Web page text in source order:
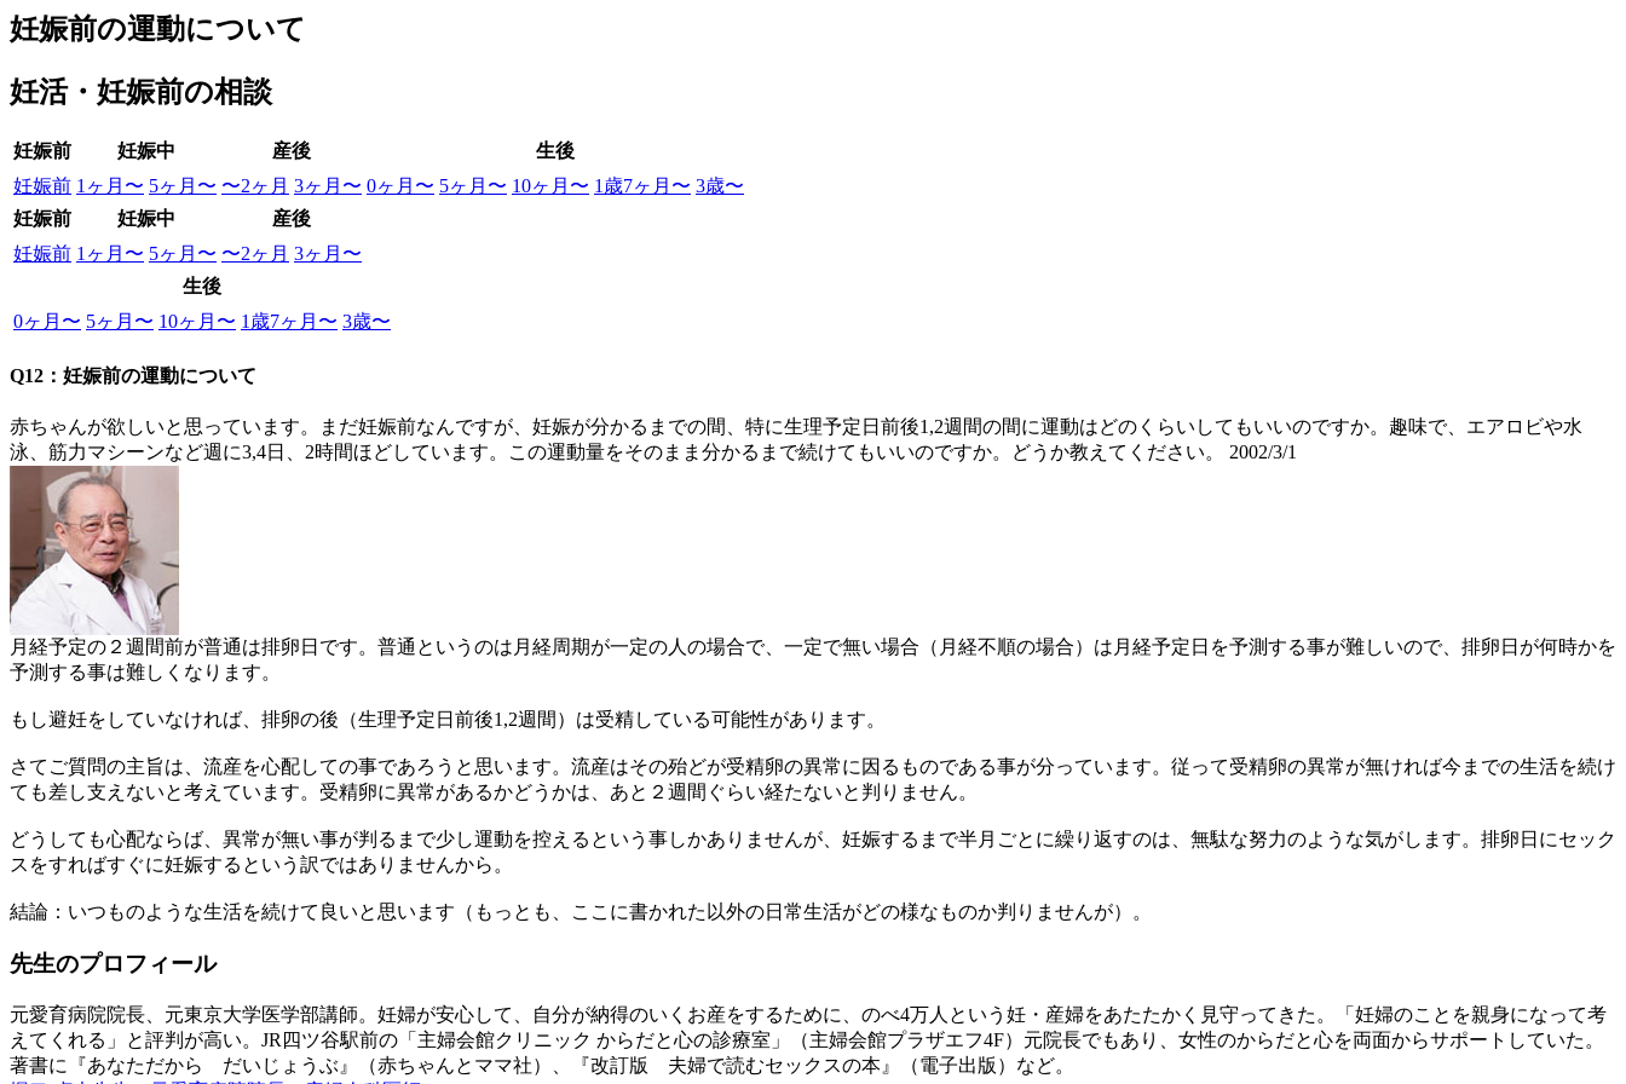
妊娠前の運動について
妊活・妊娠前の相談
妊娠前 妊娠中 産後
生後
妊娠前 1ヶ月〜 5ヶ月〜 〜2ヶ月 3ヶ月〜 0ヶ月〜 5ヶ月〜 10ヶ月〜 1歳7ヶ月〜 3歳〜
妊娠前
妊娠中
産後
妊娠前 1ヶ月〜 5ヶ月〜 〜2ヶ月 3ヶ月〜
生後
0ヶ月〜 5ヶ月〜 10ヶ月〜 1歳7ヶ月〜 3歳〜
Q12：妊娠前の運動について
赤ちゃんが欲しいと思っています。まだ妊娠前なんですが、妊娠が分かるまでの間、特に生理予定日前後1,2週間の間に運動はどのくらいしてもいいのですか。趣味で、エアロビや水
泳、筋力マシーンなど週に3,4日、2時間ほどしています。この運動量をそのまま分かるまで続けてもいいのですか。どうか教えてください。 2002/3/1
月経予定の２週間前が普通は排卵日です。普通というのは月経周期が一定の人の場合で、一定で無い場合（月経不順の場合）は月経予定日を予測する事が難しいので、排卵日が何時かを
予測する事は難しくなります。
もし避妊をしていなければ、排卵の後（生理予定日前後1,2週間）は受精している可能性があります。
さてご質問の主旨は、流産を心配しての事であろうと思います。流産はその殆どが受精卵の異常に因るものである事が分っています。従って受精卵の異常が無ければ今までの生活を続け
ても差し支えないと考えています。受精卵に異常があるかどうかは、あと２週間ぐらい経たないと判りません。
どうしても心配ならば、異常が無い事が判るまで少し運動を控えるという事しかありませんが、妊娠するまで半月ごとに繰り返すのは、無駄な努力のような気がします。排卵日にセック
スをすればすぐに妊娠するという訳ではありませんから。
結論：いつものような生活を続けて良いと思います（もっとも、ここに書かれた以外の日常生活がどの様なものか判りませんが）。
先生のプロフィール
元愛育病院院長、元東京大学医学部講師。妊婦が安心して、自分が納得のいくお産をするために、のべ4万人という妊・産婦をあたたかく見守ってきた。「妊婦のことを親身になって考
えてくれる」と評判が高い。JR四ツ谷駅前の「主婦会館クリニック からだと心の診療室」（主婦会館プラザエフ4F）元院長でもあり、女性のからだと心を両面からサポートしていた。
著書に『あなただから だいじょうぶ』（赤ちゃんとママ社）、『改訂版 夫婦で読むセックスの本』（電子出版）など。